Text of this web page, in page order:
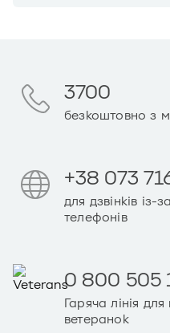
3700
безкоштовно з
+38 073
для дзвінків із-
телефонів
0 800 505
Гаряча лінія для
ветеранок